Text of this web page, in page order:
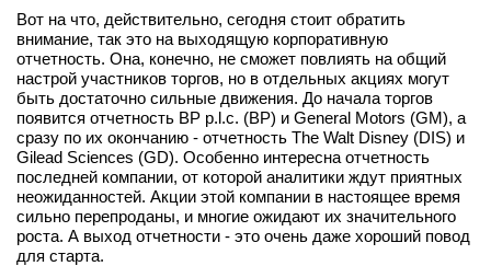
Вот на что, действительно, сегодня стоит обратить
внимание, так это на выходящую корпоративную
отчетность. Она, конечно, не сможет повлиять на общий
настрой участников торгов, но в отдельных акциях могут
быть достаточно сильные движения. До начала торгов
появится отчетность BP p.l.c. (BP) и General Motors (GM), а
сразу по их окончанию - отчетность The Walt Disney (DIS) и
Gilead Sciences (GD). Особенно интересна отчетность
последней компании, от которой аналитики ждут приятных
неожиданностей. Акции этой компании в настоящее время
сильно перепроданы, и многие ожидают их значительного
роста. А выход отчетности - это очень даже хороший повод
для старта.